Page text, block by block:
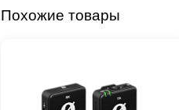
Похожие товары